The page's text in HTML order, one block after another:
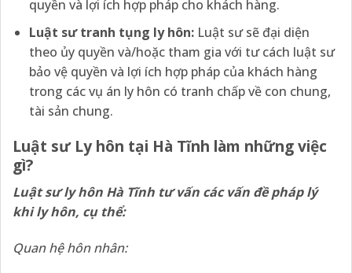
quyền và lợi ích hợp pháp cho khách hàng.
Luật sư tranh tụng ly hôn: Luật sư sẽ đại diện
theo ủy quyền và/hoặc tham gia với tư cách luật sư
bảo vệ quyền và lợi ích hợp pháp của khách hàng
trong các vụ án ly hôn có tranh chấp về con chung,
tài sản chung.
Luật sư Ly hôn tại Hà Tĩnh làm những việc
gì?
Luật sư ly hôn Hà Tĩnh tư vấn các vấn đề pháp lý
khi ly hôn, cụ thể:
Quan hệ hôn nhân: